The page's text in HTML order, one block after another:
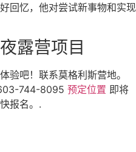
回忆，他对尝试新事物和实现
露营项目
验吧！联系莫格利斯营地。
744-8095 预定位置 即将
报名。.